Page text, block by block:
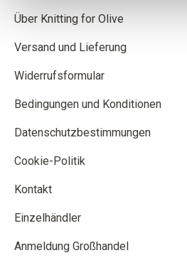
Über Knitting for Olive
Versand und Lieferung
Widerrufsformular
Bedingungen und Konditionen
Datenschutzbestimmungen
Cookie-Politik
Kontakt
Einzelhändler
Anmeldung Großhandel